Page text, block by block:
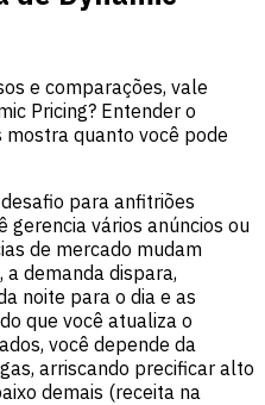
e comparações, vale
Pricing? Entender o
quanto você pode
para anfitriões
gerencia vários anúncios ou
de mercado mudam
demanda dispara,
noite para o dia e as
que você atualiza o
você depende da
arriscando precificar alto
demais (receita na